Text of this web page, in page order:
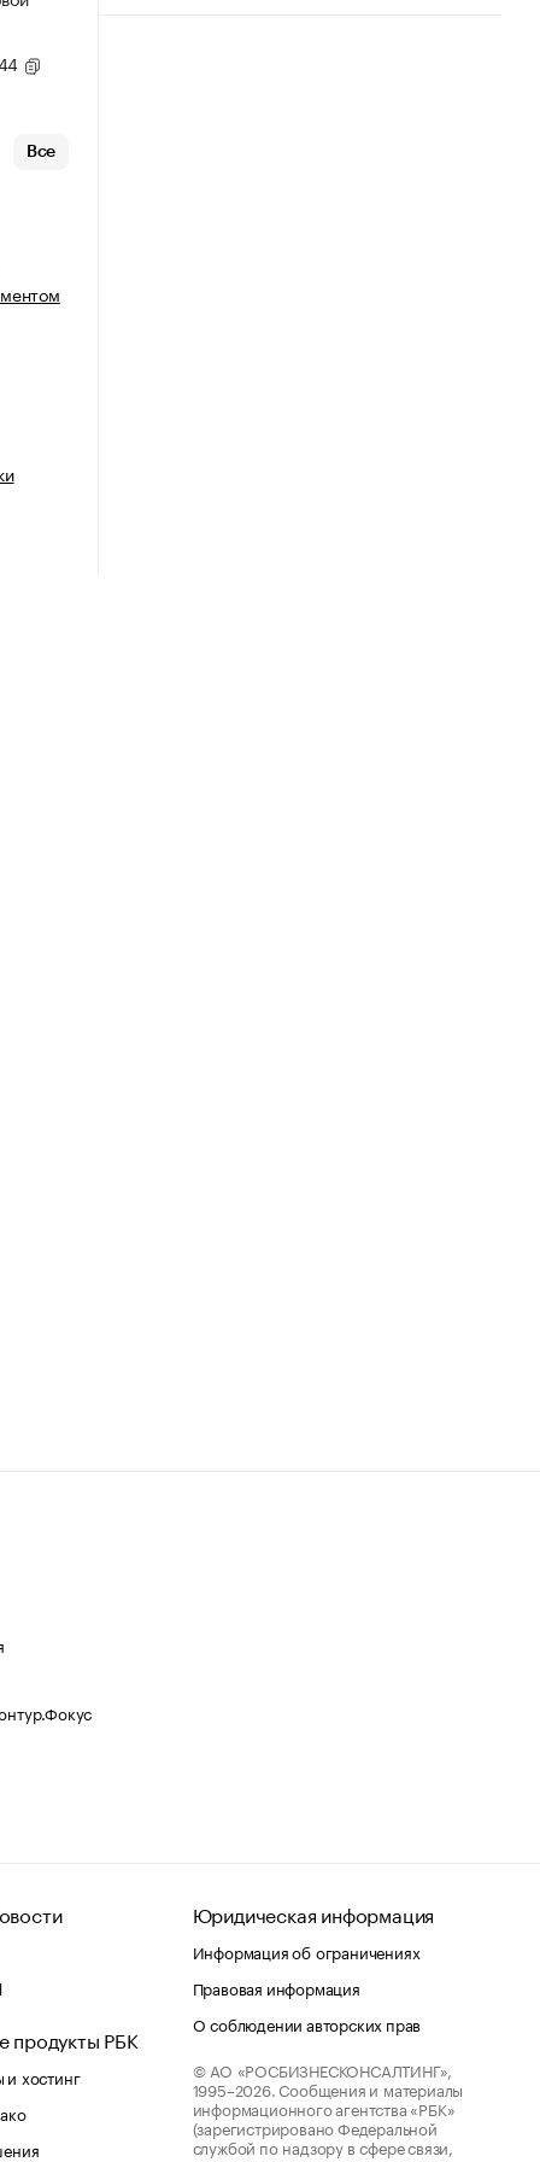
Все
продукты РБК
хостинг
Юридическая информация
Информация об ограничениях
Правовая информация
О соблюдении авторских прав
© АО «РОСБИЗНЕСКОНСАЛТИНГ»,
1995–2026. Сообщения и материалы
информационного агентства «РБК»
(зарегистрировано Федеральной
службой по надзору в сфере связи,